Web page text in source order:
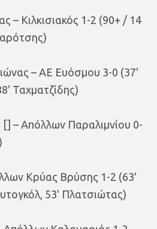
– Κιλκισιακός 1-2 (90+ / 14
– ΑΕ Ευόσμου 3-0 (37'
Ταχματζίδης)
– Απόλλων Παραλιμνίου 0-
Κρύας Βρύσης 1-2 (63'
53' Πλατσιώτας)